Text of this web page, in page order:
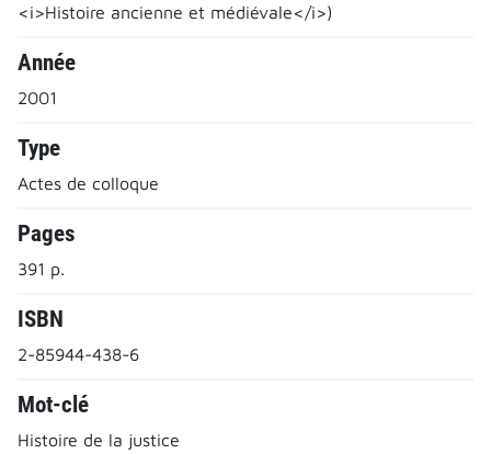
<i>Histoire ancienne et médiévale</i>)
Année
2001
Type
Actes de colloque
Pages
391 p.
ISBN
2-85944-438-6
Mot-clé
Histoire de la justice